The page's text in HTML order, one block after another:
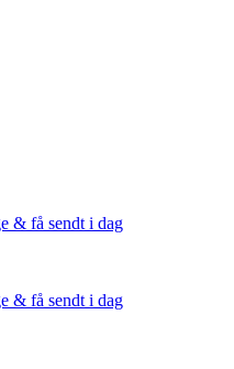
& få sendt i dag
& få sendt i dag